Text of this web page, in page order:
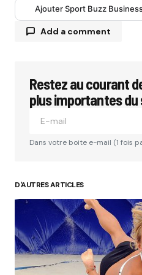
Ajouter Sport Buzz
Add a comment
Votre adresse e-mail ne
champs obligatoires
Your Name*
Your E-mail*
Restez au courant
plus importantes du
Dans votre boite e-mail (1 fois
D'AUTRES ARTICLES